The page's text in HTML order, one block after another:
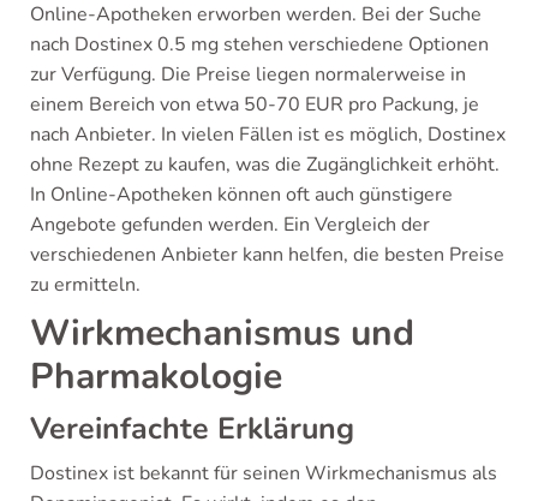
Online-Apotheken erworben werden. Bei der Suche
nach Dostinex 0.5 mg stehen verschiedene Optionen
zur Verfügung. Die Preise liegen normalerweise in
einem Bereich von etwa 50-70 EUR pro Packung, je
nach Anbieter. In vielen Fällen ist es möglich, Dostinex
ohne Rezept zu kaufen, was die Zugänglichkeit erhöht.
In Online-Apotheken können oft auch günstigere
Angebote gefunden werden. Ein Vergleich der
verschiedenen Anbieter kann helfen, die besten Preise
zu ermitteln.
Wirkmechanismus und
Pharmakologie
Vereinfachte Erklärung
Dostinex ist bekannt für seinen Wirkmechanismus als